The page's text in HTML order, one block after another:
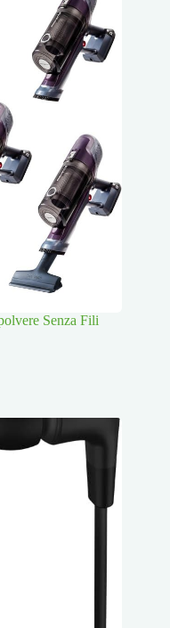
Senza Fili